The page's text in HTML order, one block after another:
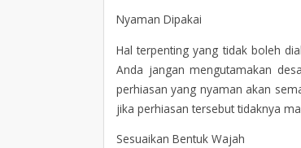
Nyaman Dipakai
Hal terpenting yang tidak boleh
Anda jangan mengutamakan
perhiasan yang nyaman akan
jika perhiasan tersebut tidaknya
Sesuaikan Bentuk Wajah